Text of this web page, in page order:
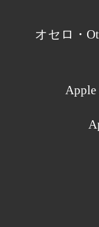
オセロ・